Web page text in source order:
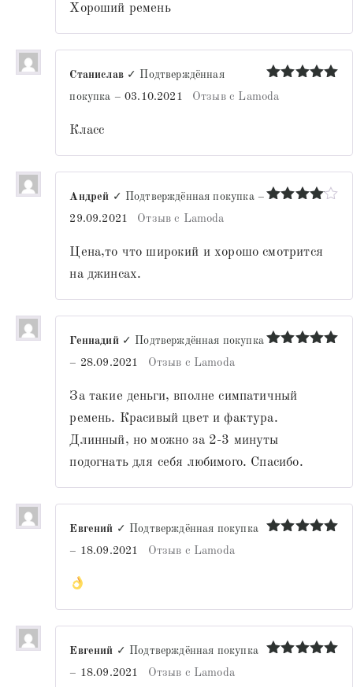
Хороший ремень
Оценка
из 5
Станислав ✓ Подтверждённая
покупка – 03.10.2021 Отзыв с Lamoda
Класс
Андрей ✓ Подтверждённая покупка –
29.09.2021
Отзыв с Lamoda
Цена,то что широкий и хорошо смотрится
на джинсах.
Геннадий ✓ Подтверждённая покупка
– 28.09.2021 Отзыв с Lamoda
За такие деньги, вполне симпатичный
ремень. Красивый цвет и фактура.
Длинный, но можно за 2-3 минуты
подогнать для себя любимого. Спасибо.
Евгений ✓ Подтверждённая покупка
– 18.09.2021 Отзыв с Lamoda
Евгений ✓ Подтверждённая покупка
– 18.09.2021 Отзыв с Lamoda